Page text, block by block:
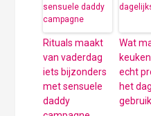
Rituals maakt
van vaderdag
iets bijzonders
met sensuele
daddy
Wat
echt
het